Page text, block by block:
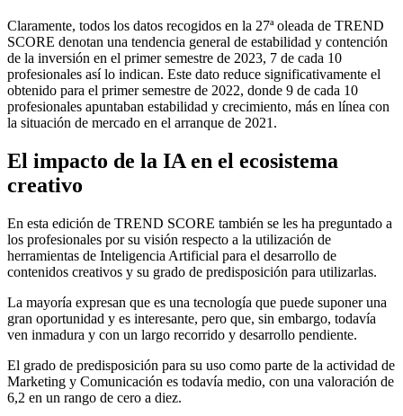
Claramente, todos los datos recogidos en la 27ª oleada de TREND
SCORE denotan una tendencia general de estabilidad y contención
de la inversión en el primer semestre de 2023, 7 de cada 10
profesionales así lo indican. Este dato reduce significativamente el
obtenido para el primer semestre de 2022, donde 9 de cada 10
profesionales apuntaban estabilidad y crecimiento, más en línea con
la situación de mercado en el arranque de 2021.
El impacto de la IA en el ecosistema
creativo
En esta edición de TREND SCORE también se les ha preguntado a
los profesionales por su visión respecto a la utilización de
herramientas de Inteligencia Artificial para el desarrollo de
contenidos creativos y su grado de predisposición para utilizarlas.
La mayoría expresan que es una tecnología que puede suponer una
gran oportunidad y es interesante, pero que, sin embargo, todavía
ven inmadura y con un largo recorrido y desarrollo pendiente.
El grado de predisposición para su uso como parte de la actividad de
Marketing y Comunicación es todavía medio, con una valoración de
6,2 en un rango de cero a diez.